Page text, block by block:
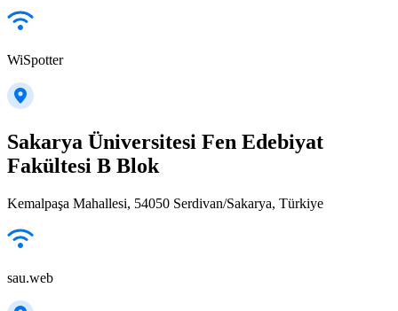
WiSpotter
Sakarya Üniversitesi Fen Edebiyat
Fakültesi B Blok
Kemalpaşa Mahallesi, 54050 Serdivan/Sakarya, Türkiye
sau.web